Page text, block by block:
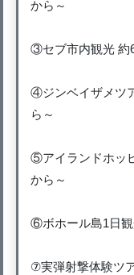
から～
③セブ市内観光 約
④ジンベイザメツ
ら～
⑤アイランドホッ
から～
⑥ボホール島1日観
⑦実弾射撃体験ツ